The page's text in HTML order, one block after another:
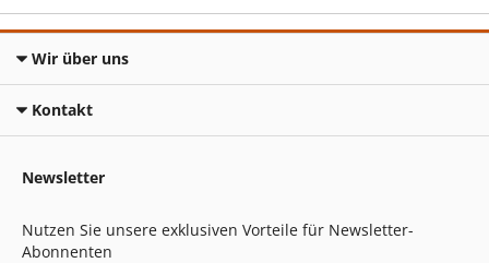
Wir über uns
Kontakt
Newsletter
Nutzen Sie unsere exklusiven Vorteile für Newsletter-
Abonnenten